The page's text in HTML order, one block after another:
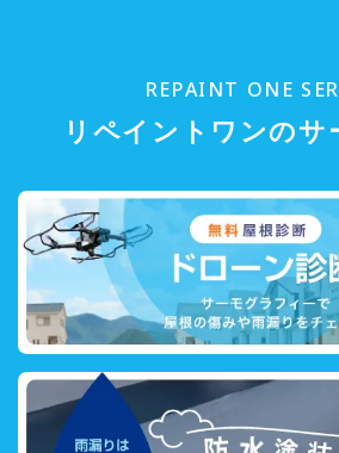
REPAINT ONE
リペイントワンのサ